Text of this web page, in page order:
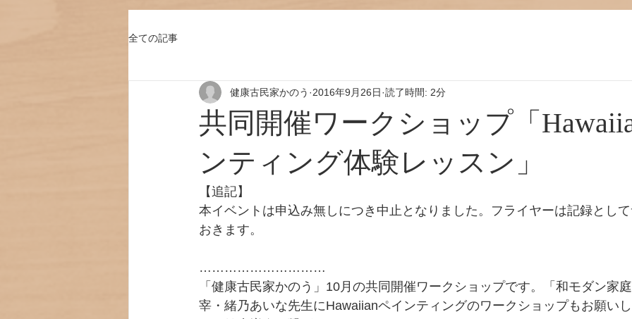
全ての記事
共同開催ワークショップ「
ンティング体験レッスン」
健康古民家かのう 2016年9月26日 読了時間: 2分
【追記】
本イベントは申込み無しにつき中止となりました。フライヤーは記録とし
おきます。
…………………………
「健康古民家かのう」10月の共同開催ワークショップです。「和モダン家
宰・緒乃あいな先生にHawaiianペインティングのワークショップもお願い